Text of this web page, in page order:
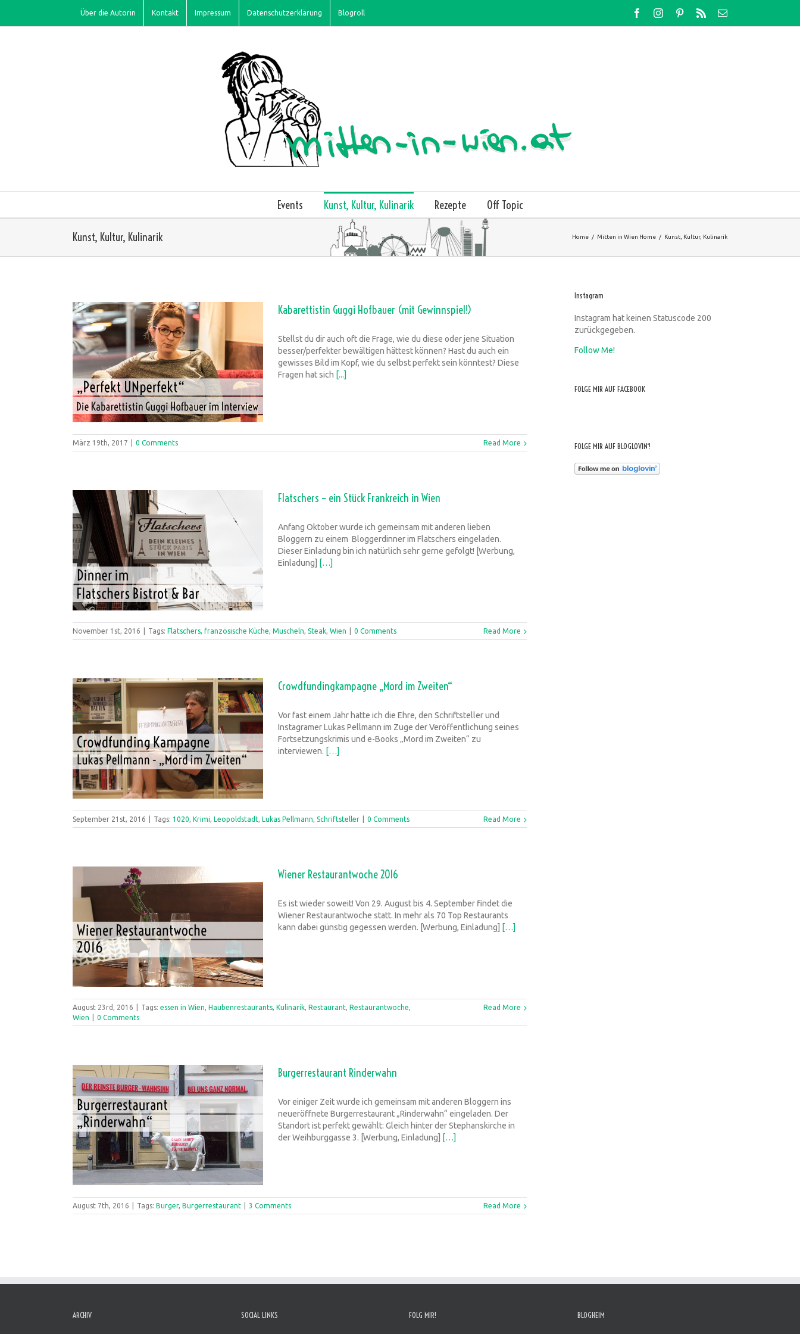
Über die Autorin Kontakt Impressum Datenschutzerklärung Blogroll FacebookInstagramPinterestRss Email
Events Kunst, Kultur, Kulinarik Rezepte Off Topic
Kunst, Kultur, Kulinarik Home / Mitten in Wien Home / Kunst, Kultur, Kulinarik
Kabarettistin Guggi Hofbauer (mit Gewinnspiel!)
Stellst du dir auch oft die Frage, wie du diese oder jene Situation
besser/perfekter bewältigen hättest können? Hast du auch ein
gewisses Bild im Kopf, wie du selbst perfekt sein könntest? Diese
Fragen hat sich [...]
März 19th, 2017 0 Comments Read More
Flatschers – ein Stück Frankreich in Wien
Anfang Oktober wurde ich gemeinsam mit anderen lieben
Bloggern zu einem Bloggerdinner im Flatschers eingeladen.
Dieser Einladung bin ich natürlich sehr gerne gefolgt! [Werbung,
Einladung] […]
November 1st, 2016 Tags: Flatschers, französische Küche, Muscheln, Steak, Wien 0 Comments Read More
Crowdfundingkampagne „Mord im Zweiten“
Vor fast einem Jahr hatte ich die Ehre, den Schriftsteller und
Instagramer Lukas Pellmann im Zuge der Veröffentlichung seines
Fortsetzungskrimis und e-Books „Mord im Zweiten“ zu
interviewen. […]
September 21st, 2016 Tags: 1020, Krimi, Leopoldstadt, Lukas Pellmann, Schriftsteller 0 Comments Read More
Wiener Restaurantwoche 2016
Es ist wieder soweit! Von 29. August bis 4. September findet die
Wiener Restaurantwoche statt. In mehr als 70 Top Restaurants
kann dabei günstig gegessen werden. [Werbung, Einladung] […]
August 23rd, 2016 Tags: essen in Wien, Haubenrestaurants, Kulinarik, Restaurant, Restaurantwoche,
Wien
0 Comments
Read More
Burgerrestaurant Rinderwahn
Vor einiger Zeit wurde ich gemeinsam mit anderen Bloggern ins
neueröffnete Burgerrestaurant „Rinderwahn“ eingeladen. Der
Standort ist perfekt gewählt: Gleich hinter der Stephanskirche in
der Weihburggasse 3. [Werbung, Einladung] […]
August 7th, 2016 Tags: Burger, Burgerrestaurant 3 Comments Read More
Instagram
Instagram hat keinen Statuscode 200
zurückgegeben.
Follow Me!
FOLGE MIR AUF FACEBOOK
FOLGE MIR AUF BLOGLOVIN‘!
ARCHIV SOCIAL LINKS FOLG MIR! BLOGHEIM